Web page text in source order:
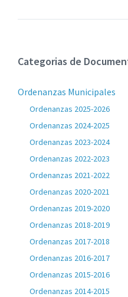
Categorias de
Ordenanzas Municipales
Ordenanzas 2025-2026
Ordenanzas 2024-2025
Ordenanzas 2023-2024
Ordenanzas 2022-2023
Ordenanzas 2021-2022
Ordenanzas 2020-2021
Ordenanzas 2019-2020
Ordenanzas 2018-2019
Ordenanzas 2017-2018
Ordenanzas 2016-2017
Ordenanzas 2015-2016
Ordenanzas 2014-2015